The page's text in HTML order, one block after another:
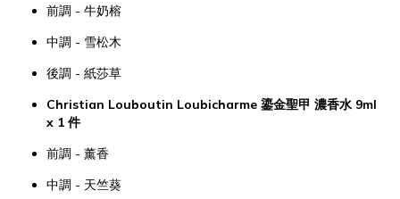
前調 - 牛奶榕
中調 - 雪松木
後調 - 紙莎草
Christian Louboutin Loubicharme 鎏金聖甲 濃香水 9ml
x 1 件
前調 - 薰香
中調 - 天竺葵